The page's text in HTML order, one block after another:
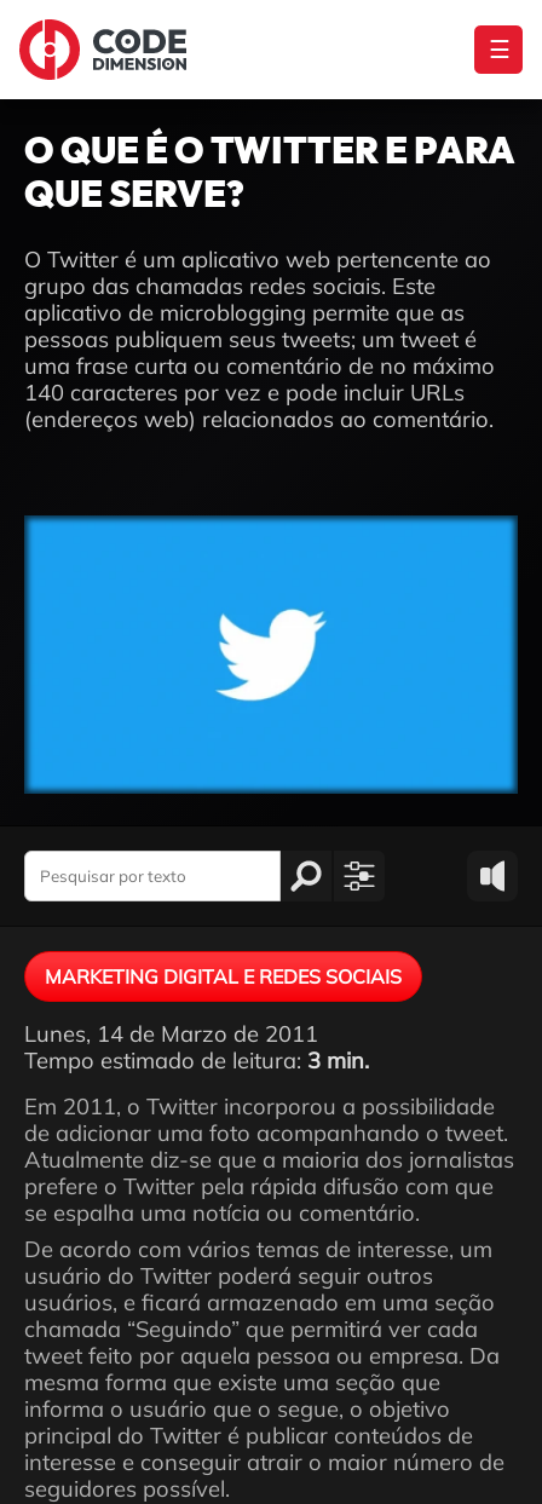
☰
O QUE É O TWITTER E PARA
QUE SERVE?
O Twitter é um aplicativo web pertencente ao
grupo das chamadas redes sociais. Este
aplicativo de microblogging permite que as
pessoas publiquem seus tweets; um tweet é
uma frase curta ou comentário de no máximo
140 caracteres por vez e pode incluir URLs
(endereços web) relacionados ao comentário.
MARKETING DIGITAL E REDES SOCIAIS
Lunes, 14 de Marzo de 2011
Tempo estimado de leitura: 3 min.
Em 2011, o Twitter incorporou a possibilidade
de adicionar uma foto acompanhando o tweet.
Atualmente diz-se que a maioria dos jornalistas
prefere o Twitter pela rápida difusão com que
se espalha uma notícia ou comentário.
De acordo com vários temas de interesse, um
usuário do Twitter poderá seguir outros
usuários, e ficará armazenado em uma seção
chamada “Seguindo” que permitirá ver cada
tweet feito por aquela pessoa ou empresa. Da
mesma forma que existe uma seção que
informa o usuário que o segue, o objetivo
principal do Twitter é publicar conteúdos de
interesse e conseguir atrair o maior número de
seguidores possível.